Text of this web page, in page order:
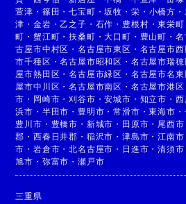
萱津 ・ 篠田 ・七宝町 ・坂牧 ・ 栄 ・ 小橋方 ・
津 ・金岩 ・乙之子 ・ 石作 ・ 豊根村 ・東栄町
町 ・蟹江町 ・扶桑町 ・大口町 ・ 豊山町 ・ 名
古屋市中村区 ・名古屋市東区 ・ 名古屋市西
市千種区 ・名古屋市昭和区 ・ 名古屋市瑞穂
屋市熱田区 ・名古屋市緑区 ・ 名古屋市名東
屋市中川区 ・名古屋市南区 ・ 名古屋市港区
市 ・ 岡崎市 ・刈谷市 ・安城市 ・ 知立市 ・ 西
浜市 ・ 半田市 ・ 豊明市 ・常滑市 ・東海市 ・
豊川市 ・ 豊橋市 ・ 新城市 ・ 田原市 ・ 尾西市
郡 ・西春日井郡 ・ 稲沢市 ・津島市 ・江南市
市 ・岩倉市 ・北名古屋市 ・ 日進市 ・清須市
旭市 ・ 弥富市 ・瀬戸市
三重県